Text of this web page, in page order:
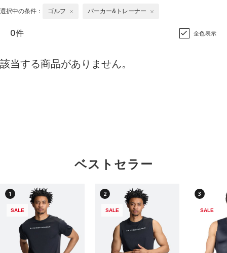
選択中の条件： ゴルフ パーカー&トレーナー
0件 全色表示
該当する商品がありません。
ベストセラー
1
SALE
2
SALE
3
SALE